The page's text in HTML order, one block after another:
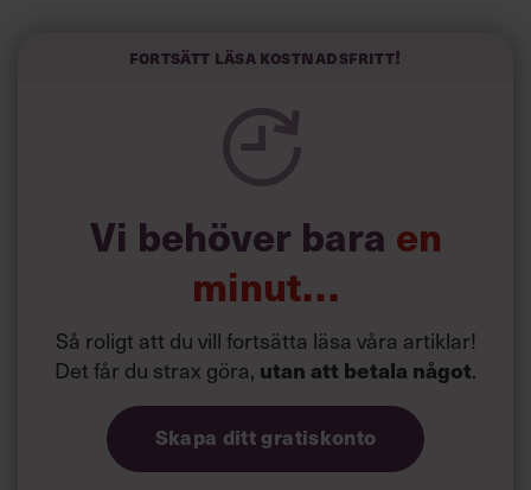
och höjt arbetsglädjen på Google:
Fortsätt läsa kostnadsfritt!
Vi behöver bara en
minut…
Så roligt att du vill fortsätta läsa våra artiklar!
Det får du strax göra, utan att betala något.
Skapa ditt gratiskonto